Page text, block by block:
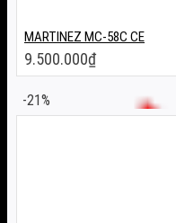
MARTINEZ MC-58C CE
9.500.000₫
-21%